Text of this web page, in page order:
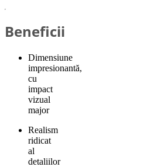
Beneficii
Dimensiune
impresionantă,
cu
impact
vizual
major
Realism
ridicat
al
detaliilor